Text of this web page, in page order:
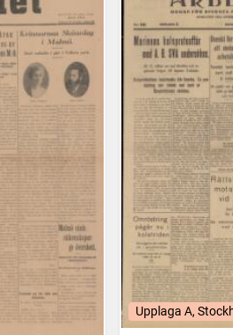
Upplaga A,